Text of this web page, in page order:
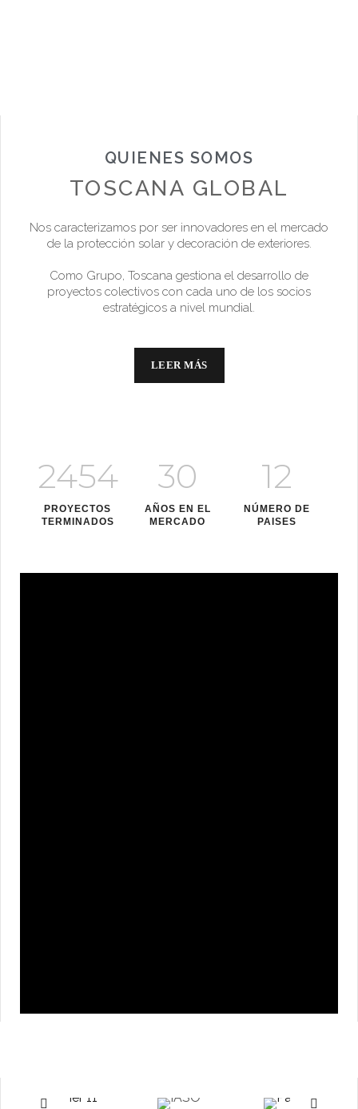
QUIENES SOMOS
TOSCANA GLOBAL
Nos caracterizamos por ser innovadores en el mercado
de la protección solar y decoración de exteriores.
Como Grupo, Toscana gestiona el desarrollo de
proyectos colectivos con cada uno de los socios
estratégicos a nivel mundial.
LEER MÁS
2454
PROYECTOS
TERMINADOS
30
AÑOS EN EL
MERCADO
12
NÚMERO DE
PAISES